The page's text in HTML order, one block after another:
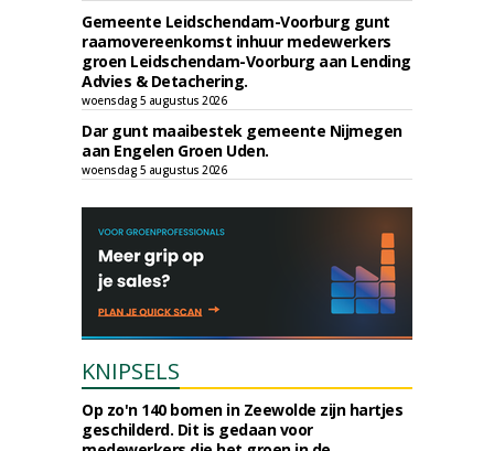
Gemeente Leidschendam-Voorburg gunt
raamovereenkomst inhuur medewerkers
groen Leidschendam-Voorburg aan Lending
Advies & Detachering.
woensdag 5 augustus 2026
Dar gunt maaibestek gemeente Nijmegen
aan Engelen Groen Uden.
woensdag 5 augustus 2026
KNIPSELS
Op zo'n 140 bomen in Zeewolde zijn hartjes
geschilderd. Dit is gedaan voor